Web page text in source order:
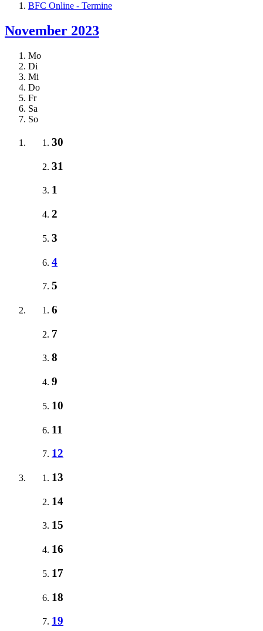
BFC Online - Termine
November 2023
Mo
Di
Mi
Do
Fr
Sa
So
30
31
1
2
3
4
5
6
7
8
9
10
11
12
13
14
15
16
17
18
19